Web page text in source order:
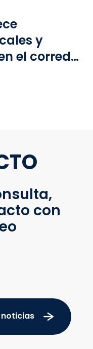
y
el corredor
con